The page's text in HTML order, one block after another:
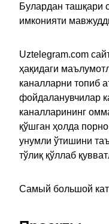
Булардан ташқари
имконияти
Uztelegram.com
ҳақидаги
каналларни топиб
фойдаланувчилар
каналларининг
қўшган ҳолда
унумли ўтишини
тўлиқ қўллаб
Самый большой